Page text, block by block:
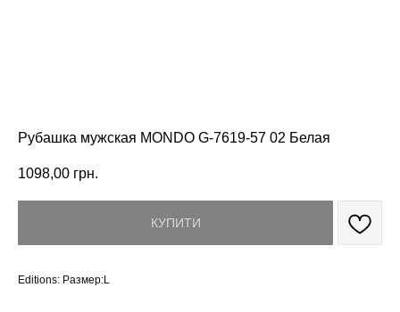
Рубашка мужская MONDO G-7619-57 02 Белая
1098,00 грн.
КУПИТИ
Editions: Размер:L